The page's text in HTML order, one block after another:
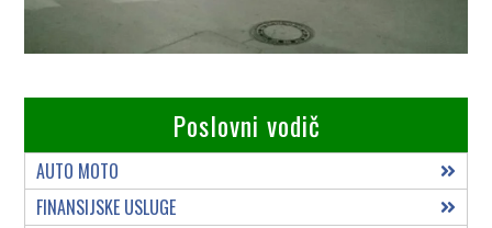
Poslovni vodič
AUTO MOTO
FINANSIJSKE USLUGE